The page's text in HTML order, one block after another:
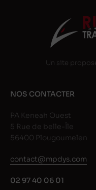
Un site
NOS CONTACTER
PA Keneah Ouest
5 Rue de belle-Île
56400 Plougoumelen
contact@mpdys.com
02 97 40 06 01